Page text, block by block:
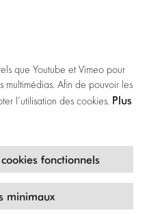
que Youtube et Vimeo pour
multimédias. Afin de pouvoir les
l’utilisation des cookies. Plus
fonctionnels
minimaux